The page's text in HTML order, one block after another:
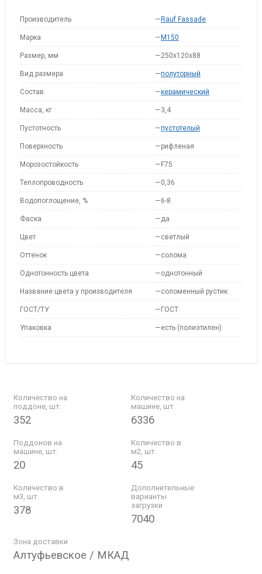
Производитель — Rauf Fassade
Марка — M150
Размер, мм —250x120x88
Вид размера —полуторный
Состав —керамический
Масса, кг —3,4
Пустотность —пустотелый
Поверхность —рифленая
Морозостойкость — F75
Теплопроводность —0,36
Водопоглощение, % —6-8
Фаска —да
Цвет —светлый
Оттенок —солома
Однотонность цвета —однотонный
Название цвета у производителя —соломенный рустик
ГОСТ/ТУ — ГОСТ
Упаковка —есть (полиэтилен)
Количество на
поддоне, шт.
352
Количество на
машине, шт.
6336
Поддонов на
машине, шт.
20
Количество в
м2, шт.
45
Количество в
м3, шт.
378
Дополнительные
варианты
загрузки
7040
Зона доставки
Алтуфьевское / МКАД